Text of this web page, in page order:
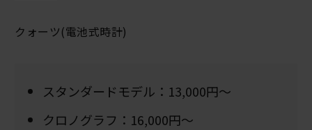
クォーツ(電池式時計)
スタンダードモデル：13,000円～
クロノグラフ：16,000円～